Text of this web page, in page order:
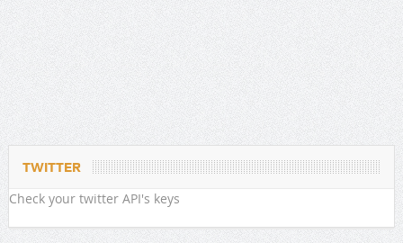
TWITTER
Check your twitter API's keys